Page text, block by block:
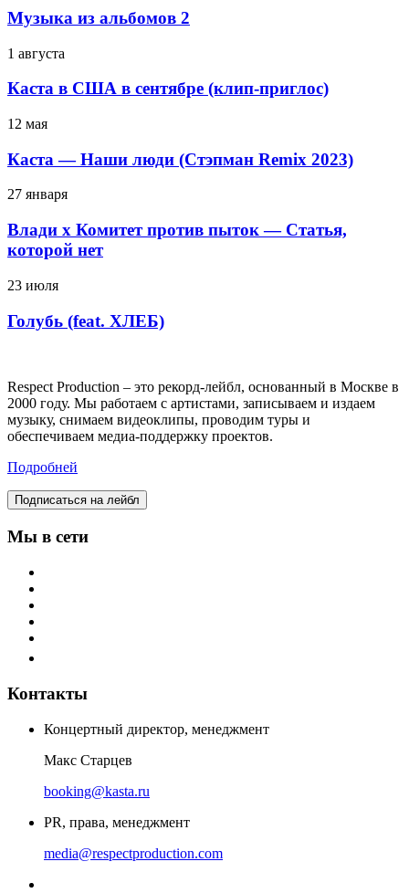
Музыка из альбомов 2
1 августа
Каста в США в сентябре (клип-приглос)
12 мая
Каста — Наши люди (Стэпман Remix 2023)
27 января
Влади х Комитет против пыток — Статья,
которой нет
23 июля
Голубь (feat. ХЛЕБ)
Respect Production – это рекорд-лейбл, основанный в Москве в
2000 году. Мы работаем с артистами, записываем и издаем
музыку, снимаем видеоклипы, проводим туры и
обеспечиваем медиа-поддержку проектов.
Подробней
Подписаться на лейбл
Мы в сети
Контакты
Концертный директор, менеджмент
Макс Старцев
booking@kasta.ru
PR, права, менеджмент
media@respectproduction.com